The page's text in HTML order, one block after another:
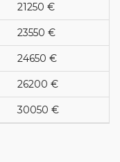
21250 €
23550 €
24650 €
26200 €
30050 €